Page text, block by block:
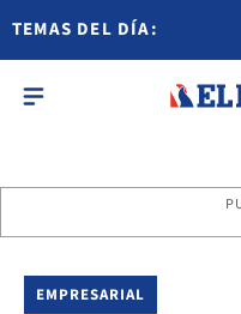
TEMAS DEL DÍA:
EMPRESARIAL